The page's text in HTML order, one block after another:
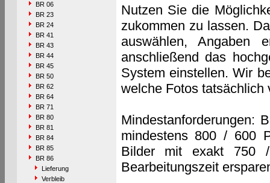
BR 06
BR 23
BR 24
BR 41
BR 43
BR 44
BR 45
BR 50
BR 62
BR 64
BR 71
BR 80
BR 81
BR 84
BR 85
BR 86
Lieferung
Verbleib
Nutzen Sie die
zukommen zu lassen.
auswählen, Angaben
anschließend das
System einstellen. Wir
welche Fotos tatsächlich
Mindestanforderungen:
mindestens 800 / 600
Bilder mit exakt 750
Bearbeitungszeit